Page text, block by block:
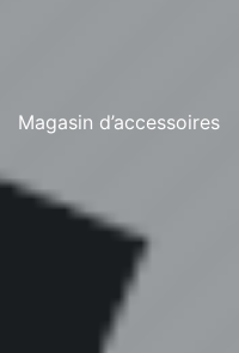
Magasin d’accessoires